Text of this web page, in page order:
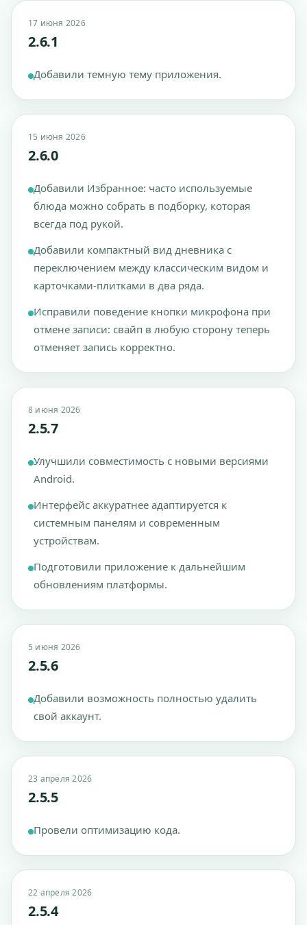
17 июня 2026
2.6.1
Добавили темную тему приложения.
15 июня 2026
2.6.0
Добавили Избранное: часто используемые
блюда можно собрать в подборку, которая
всегда под рукой.
Добавили компактный вид дневника с
переключением между классическим видом и
карточками-плитками в два ряда.
Исправили поведение кнопки микрофона при
отмене записи: свайп в любую сторону теперь
отменяет запись корректно.
8 июня 2026
2.5.7
Улучшили совместимость с новыми версиями
Android.
Интерфейс аккуратнее адаптируется к
системным панелям и современным
устройствам.
Подготовили приложение к дальнейшим
обновлениям платформы.
5 июня 2026
2.5.6
Добавили возможность полностью удалить
свой аккаунт.
23 апреля 2026
2.5.5
Провели оптимизацию кода.
22 апреля 2026
2.5.4